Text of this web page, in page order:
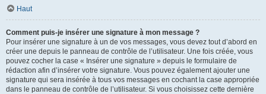
Haut
Comment puis-je insérer une signature à mon message ?
Pour insérer une signature à un de vos messages, vous devez tout d’abord en
créer une depuis le panneau de contrôle de l’utilisateur. Une fois créée, vous
pouvez cocher la case « Insérer une signature » depuis le formulaire de
rédaction afin d’insérer votre signature. Vous pouvez également ajouter une
signature qui sera insérée à tous vos messages en cochant la case appropriée
dans le panneau de contrôle de l’utilisateur. Si vous choisissez cette dernière